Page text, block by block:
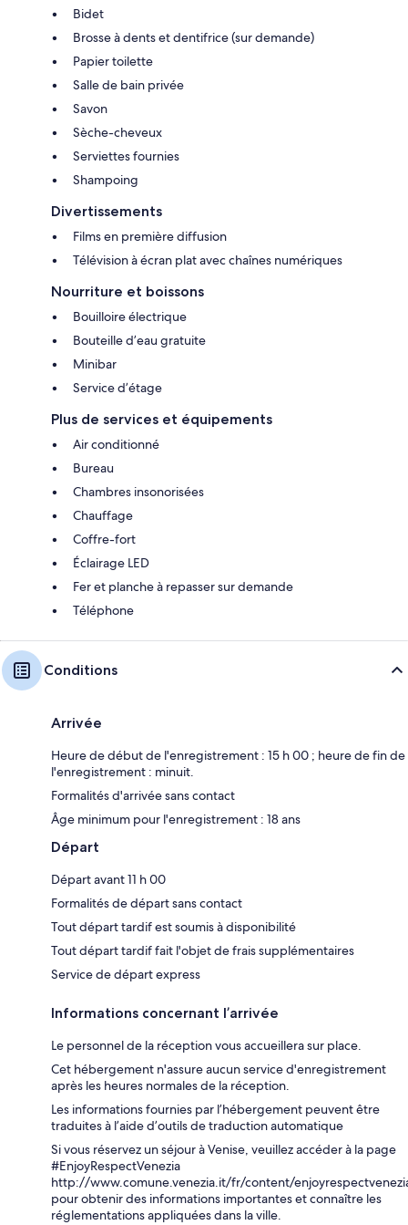
Bidet
Brosse à dents et dentifrice (sur demande)
Papier toilette
Salle de bain privée
Savon
Sèche-cheveux
Serviettes fournies
Shampoing
Divertissements
Films en première diffusion
Télévision à écran plat avec chaînes numériques
Nourriture et boissons
Bouilloire électrique
Bouteille d’eau gratuite
Minibar
Service d’étage
Plus de services et équipements
Air conditionné
Bureau
Chambres insonorisées
Chauffage
Coffre-fort
Éclairage LED
Fer et planche à repasser sur demande
Téléphone
Conditions
Arrivée
Heure de début de l'enregistrement : 15 h 00 ; heure de fin de
l'enregistrement : minuit.
Formalités d'arrivée sans contact
Âge minimum pour l'enregistrement : 18 ans
Départ
Départ avant 11 h 00
Formalités de départ sans contact
Tout départ tardif est soumis à disponibilité
Tout départ tardif fait l'objet de frais supplémentaires
Service de départ express
Informations concernant l’arrivée
Le personnel de la réception vous accueillera sur place.
Cet hébergement n'assure aucun service d'enregistrement
après les heures normales de la réception.
Les informations fournies par l’hébergement peuvent être
traduites à l’aide d’outils de traduction automatique
Si vous réservez un séjour à Venise, veuillez accéder à la page
#EnjoyRespectVenezia
http://www.comune.venezia.it/fr/content/
pour obtenir des informations importantes et connaître les
réglementations appliquées dans la ville.